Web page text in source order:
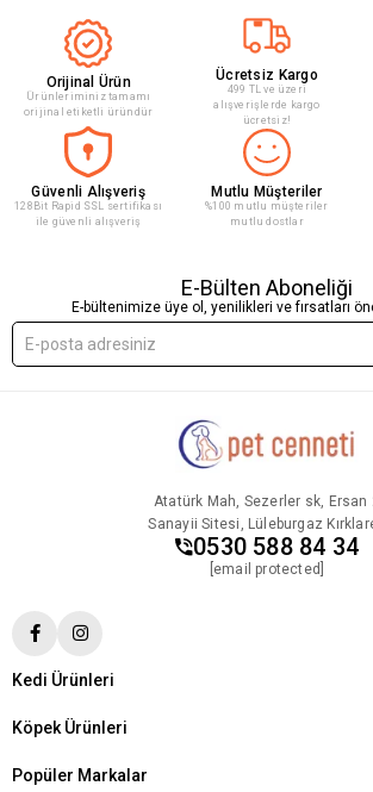
Orijinal Ürün
Ürünleriminiz tamamı
orijinal etiketli üründür
Ücretsiz Kargo
499 TL ve üzeri
alışverişlerde kargo
ücretsiz!
Güvenli Alışveriş
128Bit Rapid SSL sertifikası
ile güvenli alışveriş
Mutlu Müşteriler
%100 mutlu müşteriler
mutlu dostlar
E-Bülten Aboneliği
E-bültenimize üye ol, yenilikleri ve fırsatları
Atatürk Mah, Sezerler sk, Ersan
Sanayii Sitesi, Lüleburgaz
0530 588 84 34
[email protected]
Kedi Ürünleri
Köpek Ürünleri
Popüler Markalar